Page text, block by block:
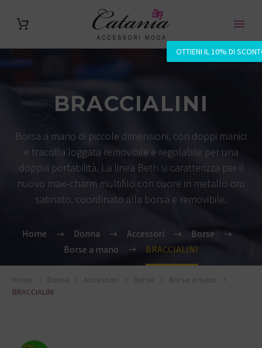
OTTIENI IL 10% DI
BRACCIALINI
Borsa a mano di piccole dimensioni, con doppi manici
e tracolla loggata removibile e regolabile per una
doppia portabilità. La linea Beth si caratterizza per il
nuovo maxi-charm multifilo con cuore in metallo oro
satinato, coordinato alla borsa e removibile.
Home Donna Accessori
Borse
Borse a mano
BRACCIALINI
Home Donna Accessori Borse
Borse a mano
BRACCIALINI